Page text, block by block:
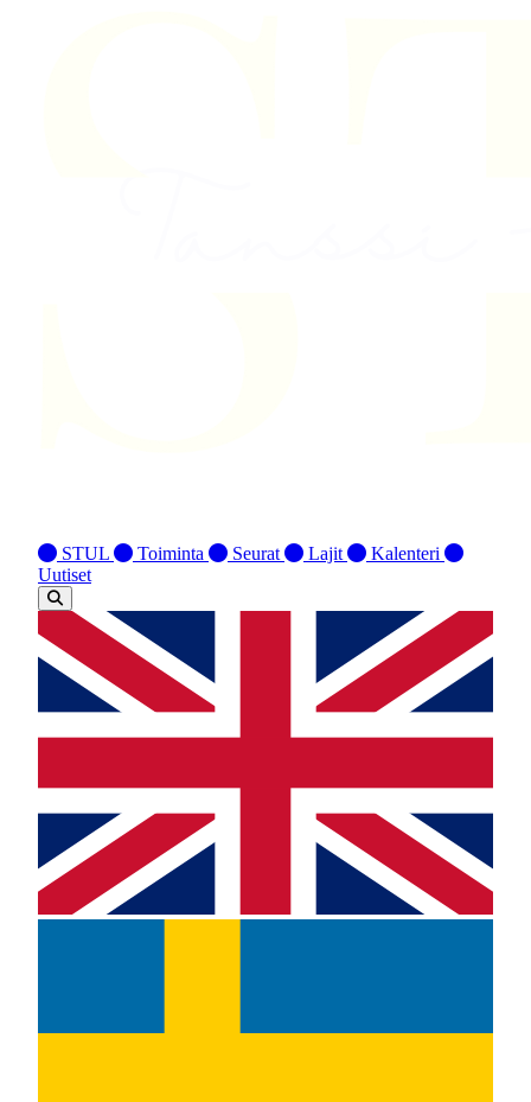
STUL Toiminta Seurat Lajit
Kalenteri
Uutiset